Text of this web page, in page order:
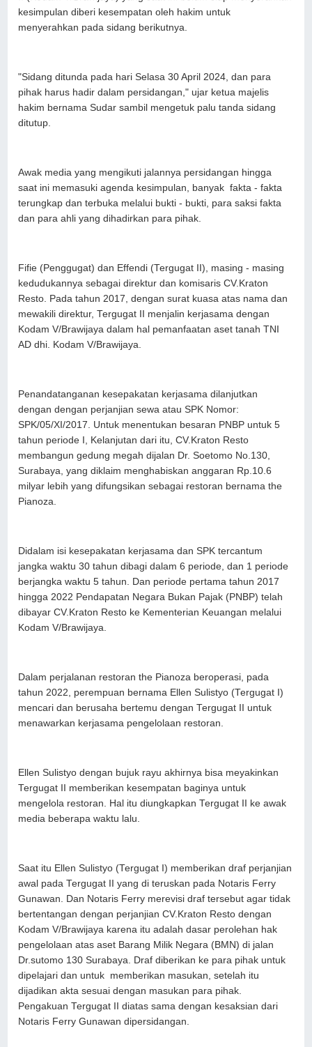
kesimpulan diberi kesempatan oleh hakim untuk
menyerahkan pada sidang berikutnya.
"Sidang ditunda pada hari Selasa 30 April 2024, dan para
pihak harus hadir dalam persidangan," ujar ketua majelis
hakim bernama Sudar sambil mengetuk palu tanda sidang
ditutup.
Awak media yang mengikuti jalannya persidangan hingga
saat ini memasuki agenda kesimpulan, banyak fakta - fakta
terungkap dan terbuka melalui bukti - bukti, para saksi fakta
dan para ahli yang dihadirkan para pihak.
Fifie (Penggugat) dan Effendi (Tergugat II), masing - masing
kedudukannya sebagai direktur dan komisaris CV.Kraton
Resto. Pada tahun 2017, dengan surat kuasa atas nama dan
mewakili direktur, Tergugat II menjalin kerjasama dengan
Kodam V/Brawijaya dalam hal pemanfaatan aset tanah TNI
AD dhi. Kodam V/Brawijaya.
Penandatanganan kesepakatan kerjasama dilanjutkan
dengan dengan perjanjian sewa atau SPK Nomor:
SPK/05/XI/2017. Untuk menentukan besaran PNBP untuk 5
tahun periode I, Kelanjutan dari itu, CV.Kraton Resto
membangun gedung megah dijalan Dr. Soetomo No.130,
Surabaya, yang diklaim menghabiskan anggaran Rp.10.6
milyar lebih yang difungsikan sebagai restoran bernama the
Pianoza.
Didalam isi kesepakatan kerjasama dan SPK tercantum
jangka waktu 30 tahun dibagi dalam 6 periode, dan 1 periode
berjangka waktu 5 tahun. Dan periode pertama tahun 2017
hingga 2022 Pendapatan Negara Bukan Pajak (PNBP) telah
dibayar CV.Kraton Resto ke Kementerian Keuangan melalui
Kodam V/Brawijaya.
Dalam perjalanan restoran the Pianoza beroperasi, pada
tahun 2022, perempuan bernama Ellen Sulistyo (Tergugat I)
mencari dan berusaha bertemu dengan Tergugat II untuk
menawarkan kerjasama pengelolaan restoran.
Ellen Sulistyo dengan bujuk rayu akhirnya bisa meyakinkan
Tergugat II memberikan kesempatan baginya untuk
mengelola restoran. Hal itu diungkapkan Tergugat II ke awak
media beberapa waktu lalu.
Saat itu Ellen Sulistyo (Tergugat I) memberikan draf perjanjian
awal pada Tergugat II yang di teruskan pada Notaris Ferry
Gunawan. Dan Notaris Ferry merevisi draf tersebut agar tidak
bertentangan dengan perjanjian CV.Kraton Resto dengan
Kodam V/Brawijaya karena itu adalah dasar perolehan hak
pengelolaan atas aset Barang Milik Negara (BMN) di jalan
Dr.sutomo 130 Surabaya. Draf diberikan ke para pihak untuk
dipelajari dan untuk memberikan masukan, setelah itu
dijadikan akta sesuai dengan masukan para pihak.
Pengakuan Tergugat II diatas sama dengan kesaksian dari
Notaris Ferry Gunawan dipersidangan.